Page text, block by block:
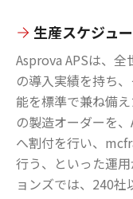
生産スケジュ
Asprova APSは、
の導入実績を持ち
能を標準で兼ね備
の製造オーダーを
へ割付を行い、
行う、といった運
ョンズでは、240社